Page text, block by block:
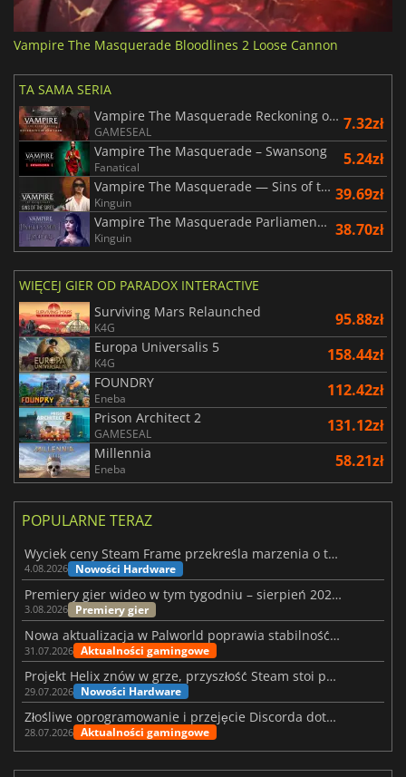
Vampire The Masquerade Bloodlines 2 Loose Cannon
TA SAMA SERIA
Vampire The Masquerade Reckoning of New York
GAMESEAL 7.32zł
Vampire The Masquerade – Swansong
Fanatical 5.24zł
Vampire The Masquerade — Sins of the Sires
Kinguin 39.69zł
Vampire The Masquerade Parliament of Knives
Kinguin 38.70zł
WIĘCEJ GIER OD PARADOX INTERACTIVE
Surviving Mars Relaunched
K4G 95.88zł
Europa Universalis 5
K4G 158.44zł
FOUNDRY
Eneba 112.42zł
Prison Architect 2
GAMESEAL 131.12zł
Millennia
Eneba 58.21zł
POPULARNE TERAZ
Wyciek ceny Steam Frame przekreśla marzenia o tanim zestawie VR
4.08.2026 Nowości Hardware
Premiery gier wideo w tym tygodniu – sierpień 2026 r. (32. tydzień)
3.08.2026 Premiery gier
Nowa aktualizacja w Palworld poprawia stabilność Sunreach i walk z bossami
31.07.2026 Aktualności gamingowe
Projekt Helix znów w grze, przyszłość Steam stoi pod znakiem zapytania
29.07.2026 Nowości Hardware
Złośliwe oprogramowanie i przejęcie Discorda dotknęły Meccha Chameleon
28.07.2026 Aktualności gamingowe